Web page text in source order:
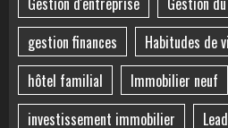
gestion finances
Habitudes de
hôtel familial
Immobilier neuf
investissement immobilier